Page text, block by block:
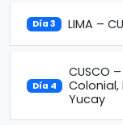
Día 3 LIMA –
Día 4
CUSCO
Colonial,
Yucay